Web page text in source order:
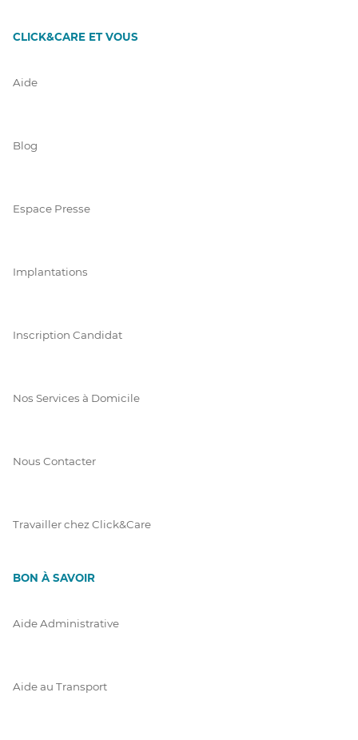
CLICK&CARE ET VOUS
Aide
Blog
Espace Presse
Implantations
Inscription Candidat
Nos Services à Domicile
Nous Contacter
Travailler chez Click&Care
BON À SAVOIR
Aide Administrative
Aide au Transport